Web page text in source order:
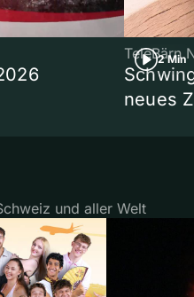
2 Min
TeleBärn
neues
und aller Welt